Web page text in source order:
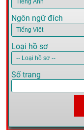
Ngôn ngữ đích
Loại hồ sơ
Số trang